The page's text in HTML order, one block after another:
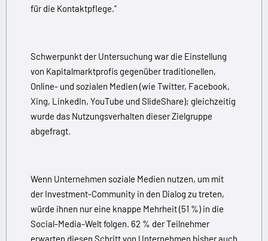
für die Kontaktpflege."
Schwerpunkt der Untersuchung war die Einstellung
von Kapitalmarktprofis gegenüber traditionellen,
Online- und sozialen Medien (wie Twitter, Facebook,
Xing, LinkedIn, YouTube und SlideShare); gleichzeitig
wurde das Nutzungsverhalten dieser Zielgruppe
abgefragt.
Wenn Unternehmen soziale Medien nutzen, um mit
der Investment-Community in den Dialog zu treten,
würde ihnen nur eine knappe Mehrheit (51 %) in die
Social-Media-Welt folgen. 62 % der Teilnehmer
erwarten diesen Schritt von Unternehmen bisher auch